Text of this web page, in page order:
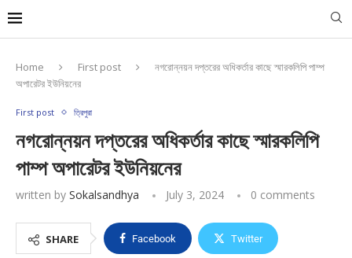
Home First post
নগরোন্নয়ন দপ্তরের অধিকর্তার কাছে স্মারকলিপি পাম্প
অপারেটর ইউনিয়নের
First post ত্রিপুরা
নগরোন্নয়ন দপ্তরের অধিকর্তার কাছে স্মারকলিপি
পাম্প অপারেটর ইউনিয়নের
written by Sokalsandhya July 3, 2024 0 comments
SHARE Facebook Twitter